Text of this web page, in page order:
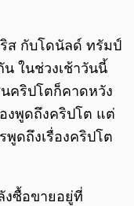
ส กับโดนัลด์ ทรัมป์
ในช่วงเช้าวันนี้
คริปโตก็คาดหวัง
งพูดถึงคริปโต แต่
ดถึงเรื่องคริปโต
งซื้อขายอยู่ที่